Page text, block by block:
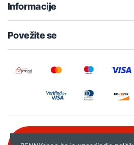
Informacije
Povežite se